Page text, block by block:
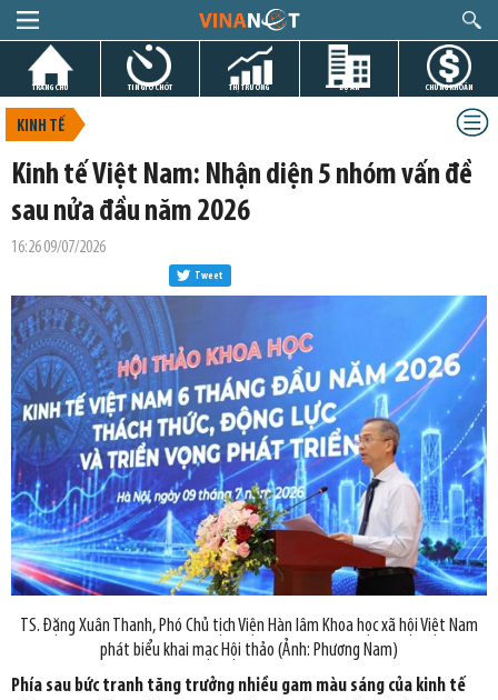
TRANG CHỦ TIN GIỜ CHÓT THỊ TRƯỜNG DỰ ÁN CHỨNG KHOÁN
KINH TẾ
Kinh tế Việt Nam: Nhận diện 5 nhóm vấn đề
sau nửa đầu năm 2026
16:26 09/07/2026
Tweet
TS. Đặng Xuân Thanh, Phó Chủ tịch Viện Hàn lâm Khoa học xã hội Việt Nam
phát biểu khai mạc Hội thảo (Ảnh: Phương Nam)
Phía sau bức tranh tăng trưởng nhiều gam màu sáng của kinh tế